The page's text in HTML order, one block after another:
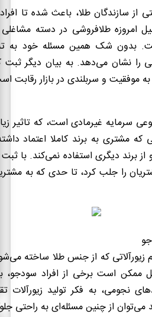
سازندگان طلا، باعث شده تا
طلافروشی در دسته مشاغلی
بدون شک همین مسئله خود به
را نشان می‌دهد. به بیان دیگر ثبت
موفقیت و سربلندی در بازار رقابت
سرمایه غیرمادی است، که تاثیر
که مشتری به برند کاملا اعتماد
برند دیگری استفاده نمی‌کند‌. با
را جلب کرد، تا حدی که به
زیورآلاتی که از جنس طلا ساخته
ممکن است برخی از افراد سودجو،
نجومی، به فکر تولید زیورآلات
می‌توان از چنین مسئله‌ای به راحتی